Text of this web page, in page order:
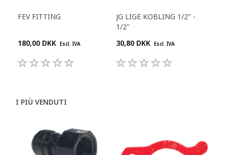
FEV FITTING
180,00 DKK Escl. IVA
JG LIGE KOBLING 1/2" -
1/2"
30,80 DKK Escl. IVA
I PIÙ VENDUTI